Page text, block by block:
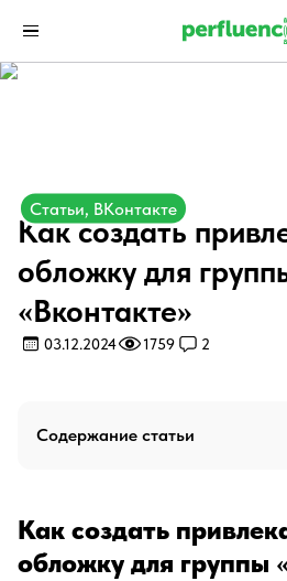
Статьи, ВКонтакте
Как создать
обложку для
«Вконтакте»
03.12.2024 1759 2
Содержание статьи
Как создать
обложку для группы